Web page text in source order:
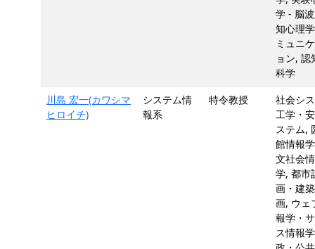
学 - 脳
知心理
ミュニ
ョン, 認
科学
川島 宏一(カワシマ
ヒロイチ)
システム情
報系
特令教授
社会シ
工学・
ステム,
館情報
文社会
学, 都市
画・建
画, ウェ
報学・
ス情報